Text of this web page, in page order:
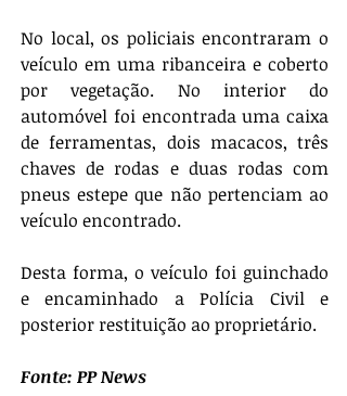
No local, os policiais encontraram o
veículo em uma ribanceira e coberto
por vegetação. No interior do
automóvel foi encontrada uma caixa
de ferramentas, dois macacos, três
chaves de rodas e duas rodas com
pneus estepe que não pertenciam ao
veículo encontrado.
Desta forma, o veículo foi guinchado
e encaminhado a Polícia Civil e
posterior restituição ao proprietário.
Fonte: PP News